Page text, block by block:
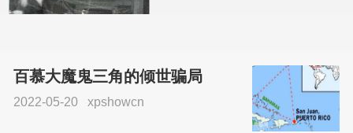
百慕大魔鬼三角的倾世骗局
2022-05-20 xpshowcn